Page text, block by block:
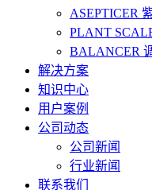
ASEPTICER
PLANT
BALANCER
解决⽅案
知识中心
用户案例
公司动态
公司新闻
行业新闻
联系我们